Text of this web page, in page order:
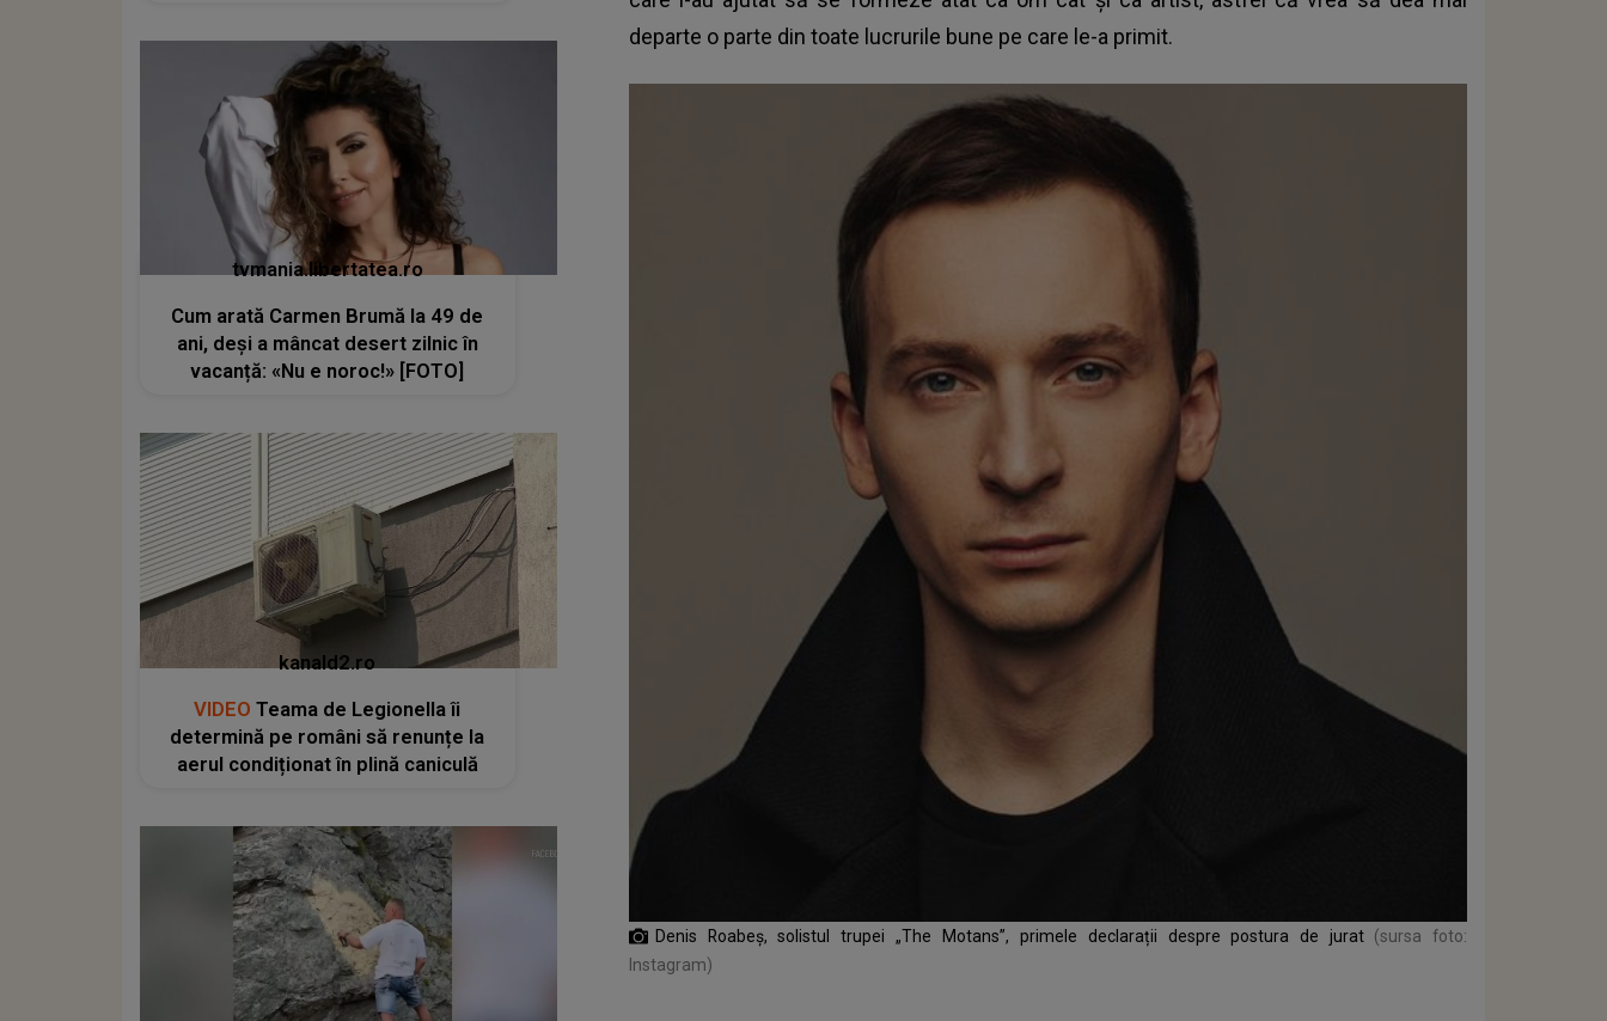
departe o parte din toate lucrurile bune pe care le-a primit.
Denis Roabeș, solistul trupei „The Motans”, primele declarații despre postura de jurat (sursa foto:
Instagram)
tvmania.libertatea.ro
Cum arată Carmen Brumă la 49 de
ani, deși a mâncat desert zilnic în
vacanță: «Nu e noroc!» [FOTO]
kanald2.ro
VIDEO Teama de Legionella îi
determină pe români să renunțe la
aerul condiționat în plină caniculă